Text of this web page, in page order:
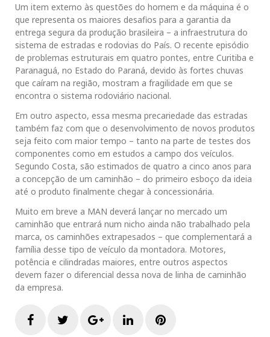
Um item externo às questões do homem e da máquina é o
que representa os maiores desafios para a garantia da
entrega segura da produção brasileira – a infraestrutura do
sistema de estradas e rodovias do País. O recente episódio
de problemas estruturais em quatro pontes, entre Curitiba e
Paranaguá, no Estado do Paraná, devido às fortes chuvas
que caíram na região, mostram a fragilidade em que se
encontra o sistema rodoviário nacional.
Em outro aspecto, essa mesma precariedade das estradas
também faz com que o desenvolvimento de novos produtos
seja feito com maior tempo – tanto na parte de testes dos
componentes como em estudos a campo dos veículos.
Segundo Costa, são estimados de quatro a cinco anos para
a concepção de um caminhão – do primeiro esboço da ideia
até o produto finalmente chegar à concessionária.
Muito em breve a MAN deverá lançar no mercado um
caminhão que entrará num nicho ainda não trabalhado pela
marca, os caminhões extrapesados – que complementará a
família desse tipo de veículo da montadora. Motores,
potência e cilindradas maiores, entre outros aspectos
devem fazer o diferencial dessa nova de linha de caminhão
da empresa.
G